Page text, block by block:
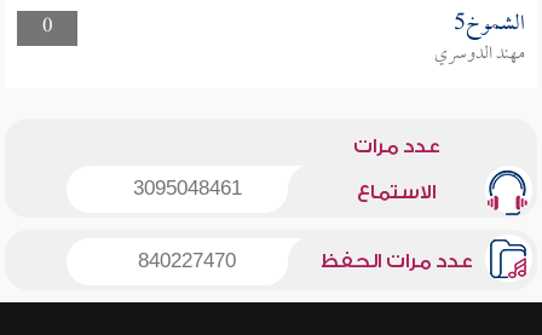
0
الشموخ5
مهند الدوسري
عدد مرات
الاستماع 3095048461
عدد مرات الحفظ 840227470